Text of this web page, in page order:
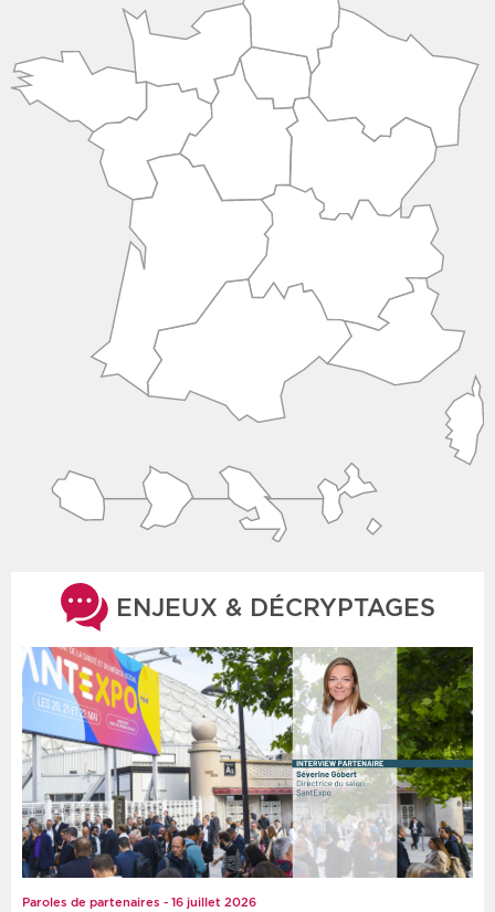
ENJEUX & DÉCRYPTAGES
Paroles de partenaires - 16 juillet 2026